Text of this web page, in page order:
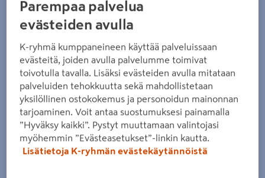
Parempaa palvelua
evästeiden avulla
K-ryhmä kumppaneineen käyttää palveluissaan
evästeitä, joiden avulla palvelumme toimivat
toivotulla tavalla. Lisäksi evästeiden avulla mitataan
palveluiden tehokkuutta sekä mahdollistetaan
yksilöllinen ostokokemus ja personoidun mainonnan
tarjoaminen. Voit antaa suostumuksesi painamalla
”Hyväksy kaikki”. Pystyt muuttamaan valintojasi
myöhemmin ”Evästeasetukset”-linkin kautta.
Lisätietoja K-ryhmän evästekäytännöistä